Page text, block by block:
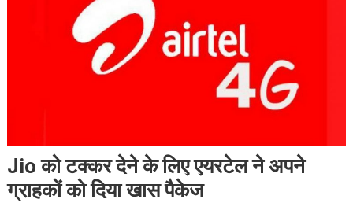
Jio को टक्कर देने के लिए एयरटेल ने अपने
ग्राहकों को दिया खास पैकेज